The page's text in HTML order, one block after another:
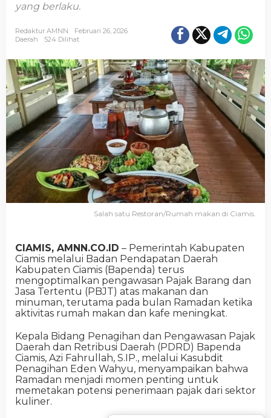
yang berlaku.
Redaktur AMNN
Februari 26, 2026
Daerah
524 Dilihat
Salah satu Restoran/Rumah makan di Ciamis.
CIAMIS, AMNN.CO.ID – Pemerintah Kabupaten
Ciamis melalui Badan Pendapatan Daerah
Kabupaten Ciamis (Bapenda) terus
mengoptimalkan pengawasan Pajak Barang dan
Jasa Tertentu (PBJT) atas makanan dan
minuman, terutama pada bulan Ramadan ketika
aktivitas rumah makan dan kafe meningkat.
Kepala Bidang Penagihan dan Pengawasan Pajak
Daerah dan Retribusi Daerah (PDRD) Bapenda
Ciamis, Azi Fahrullah, S.IP., melalui Kasubdit
Penagihan Eden Wahyu, menyampaikan bahwa
Ramadan menjadi momen penting untuk
memetakan potensi penerimaan pajak dari sektor
kuliner.